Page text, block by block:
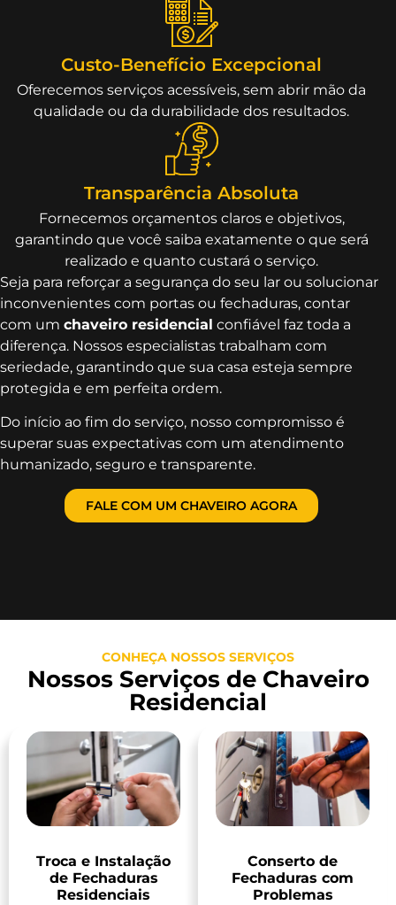
Custo-Benefício Excepcional
Oferecemos serviços acessíveis, sem abrir mão da
qualidade ou da durabilidade dos resultados.
Transparência Absoluta
Fornecemos orçamentos claros e objetivos,
garantindo que você saiba exatamente o que será
realizado e quanto custará o serviço.
Seja para reforçar a segurança do seu lar ou solucionar
inconvenientes com portas ou fechaduras, contar
com um chaveiro residencial confiável faz toda a
diferença. Nossos especialistas trabalham com
seriedade, garantindo que sua casa esteja sempre
protegida e em perfeita ordem.
Do início ao fim do serviço, nosso compromisso é
superar suas expectativas com um atendimento
humanizado, seguro e transparente.
FALE COM UM CHAVEIRO AGORA
CONHEÇA NOSSOS SERVIÇOS
Nossos Serviços de Chaveiro
Residencial
Troca e Instalação
de Fechaduras
Residenciais
Conserto de
Fechaduras com
Problemas